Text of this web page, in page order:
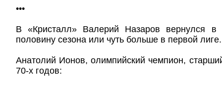
•••
В «Кристалл» Валерий Назаров вернулся
половину сезона или чуть больше в первой лиге.
Анатолий Ионов, олимпийский чемпион,
70-х годов: